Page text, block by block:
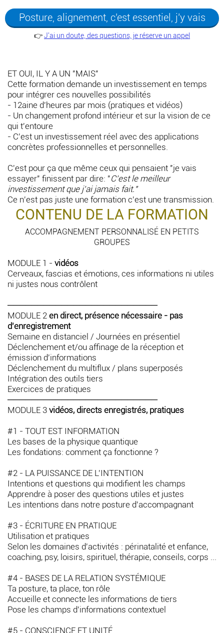
Posture, alignement, c'est essentiel, j'y vais
👉J'ai un doute, des questions, je réserve un appel
ET OUI, IL Y A UN "MAIS"
Cette formation demande un investissement en temps
pour intégrer ces nouvelles possibilités
- 12aine d'heures par mois (pratiques et vidéos)
- Un changement profond intérieur et sur la vision de ce
qui t'entoure
- C'est un investissement réel avec des applications
concrètes professionnelles et personnelles.
C'est pour ça que même ceux qui pensaient "je vais
essayer" finissent par dire: "C'est le meilleur
investissement que j'ai jamais fait."
Ce n'est pas juste une formation c'est une transmission.
CONTENU DE LA FORMATION
ACCOMPAGNEMENT PERSONNALISÉ EN PETITS
GROUPES
MODULE 1 - vidéos
Cerveaux, fascias et émotions, ces informations ni utiles
ni justes nous contrôlent
─────────────────────────
MODULE 2 en direct, présence nécessaire - pas
d'enregistrement
Semaine en distanciel / Journées en présentiel
Déclenchement et/ou affinage de la réception et
émission d'informations
Déclenchement du multiflux / plans superposés
Intégration des outils tiers
Exercices de pratiques
─────────────────────────
MODULE 3 vidéos, directs enregistrés, pratiques
#1 - TOUT EST INFORMATION
Les bases de la physique quantique
Les fondations: comment ça fonctionne ?
#2 - LA PUISSANCE DE L'INTENTION
Intentions et questions qui modifient les champs
Apprendre à poser des questions utiles et justes
Les intentions dans notre posture d'accompagnant
#3 - ÉCRITURE EN PRATIQUE
Utilisation et pratiques
Selon les domaines d'activités : périnatalité et enfance,
coaching, psy, loisirs, spirituel, thérapie, conseils, corps ...
#4 - BASES DE LA RELATION SYSTÉMIQUE
Ta posture, ta place, ton rôle
Accueille et connecte les informations de tiers
Pose les champs d'informations contextuel
#5 - CONSCIENCE ET UNITÉ